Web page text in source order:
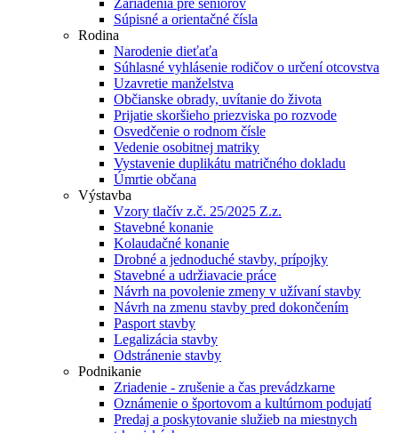
Zariadenia pre seniorov
Súpisné a orientačné čísla
Rodina
Narodenie dieťaťa
Súhlasné vyhlásenie rodičov o určení otcovstva
Uzavretie manželstva
Občianske obrady, uvítanie do života
Prijatie skoršieho priezviska po rozvode
Osvedčenie o rodnom čísle
Vedenie osobitnej matriky
Vystavenie duplikátu matričného dokladu
Úmrtie občana
Výstavba
Vzory tlačív z.č. 25/2025 Z.z.
Stavebné konanie
Kolaudačné konanie
Drobné a jednoduché stavby, prípojky
Stavebné a udržiavacie práce
Návrh na povolenie zmeny v užívaní stavby
Návrh na zmenu stavby pred dokončením
Pasport stavby
Legalizácia stavby
Odstránenie stavby
Podnikanie
Zriadenie - zrušenie a čas prevádzkarne
Oznámenie o športovom a kultúrnom podujatí
Predaj a poskytovanie služieb na miestnych